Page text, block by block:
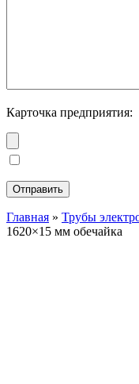
Карточка предприятия:
Главная » Трубы
1620×15 мм обечайка